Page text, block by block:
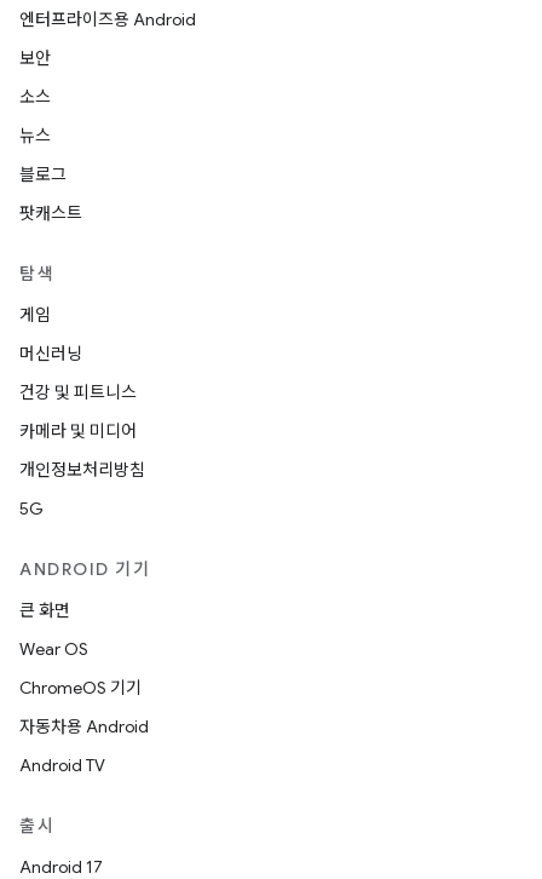
엔터프라이즈용 Android
보안
소스
뉴스
블로그
팟캐스트
탐색
게임
머신러닝
건강 및 피트니스
카메라 및 미디어
개인정보처리방침
5G
ANDROID 기기
큰 화면
Wear OS
ChromeOS 기기
자동차용 Android
Android TV
출시
Android 17